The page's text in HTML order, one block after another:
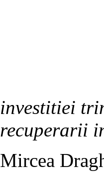
investitiei
recuperarii
Mircea